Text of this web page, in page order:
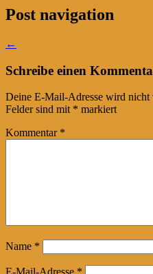
Post navigation
←
Schreibe einen
Deine E-Mail-Adresse wird nicht
Felder sind mit * markiert
Kommentar *
Name *